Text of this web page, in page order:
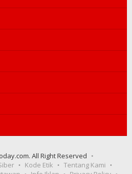
All Right Reserved
Kode Etik
Tentang Kami